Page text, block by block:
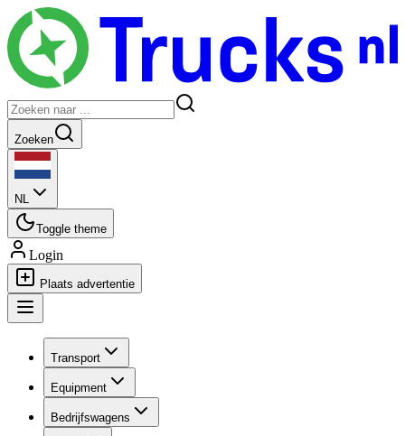
Zoeken
NL
Toggle theme
Login
Plaats advertentie
Transport
Equipment
Bedrijfswagens